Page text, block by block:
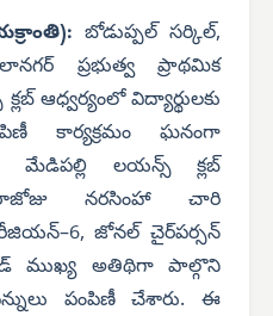
బోడుప్పల్ సర్కిల్,
ప్రభుత్వ ప్రాథమిక
ఆధ్వర్యంలో విద్యార్థులకు
కార్యక్రమం ఘనంగా
మేడిపల్లి లయన్స్ క్లబ్
నరసింహా చారి
రీజియన్–6, జోనల్ చైర్‌పర్సన్
ముఖ్య అతిథిగా పాల్గొని
పంపిణీ చేశారు. ఈ